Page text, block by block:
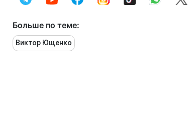
Больше по теме:
Виктор Ющенко